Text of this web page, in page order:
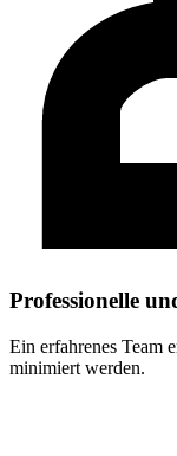
Professionelle
Ein erfahrenes Team
minimiert werden.